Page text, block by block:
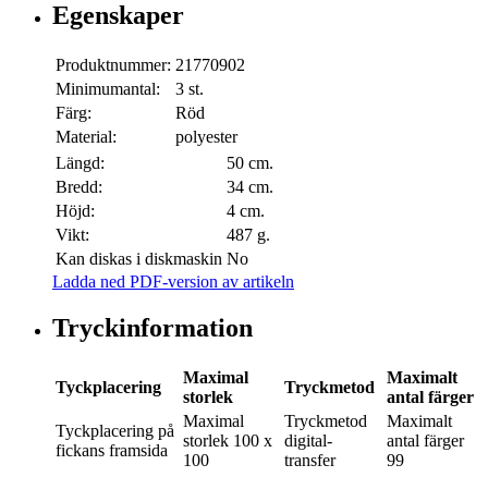
Egenskaper
Produktnummer: 21770902
Minimumantal:
3 st.
Färg:
Röd
Material:
polyester
Längd:
50 cm.
Bredd:
34 cm.
Höjd:
4 cm.
Vikt:
487 g.
Kan diskas i diskmaskin No
Ladda ned PDF-version av artikeln
Tryckinformation
Tyckplacering
Maximal
storlek
Tryckmetod
Maximalt
antal färger
Tyckplacering på
fickans framsida
Maximal
storlek 100 x
100
Tryckmetod
digital-
transfer
Maximalt
antal färger
99